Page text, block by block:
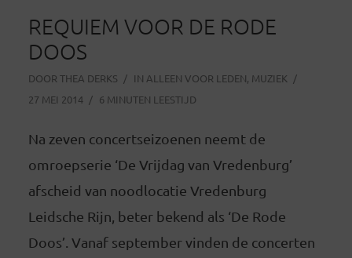
REQUIEM VOOR DE RODE
DOOS
DOOR THEA DERKS IN ALLEEN VOOR LEDEN, MUZIEK
27 MEI 2014
6 MINUTEN LEESTIJD
Na zeven concertseizoenen neemt de
omroepserie ‘De Vrijdag van Vredenburg’
afscheid van noodlocatie Vredenburg
Leidsche Rijn, beter bekend als ‘De Rode
Doos’. Vanaf september vinden de concerten